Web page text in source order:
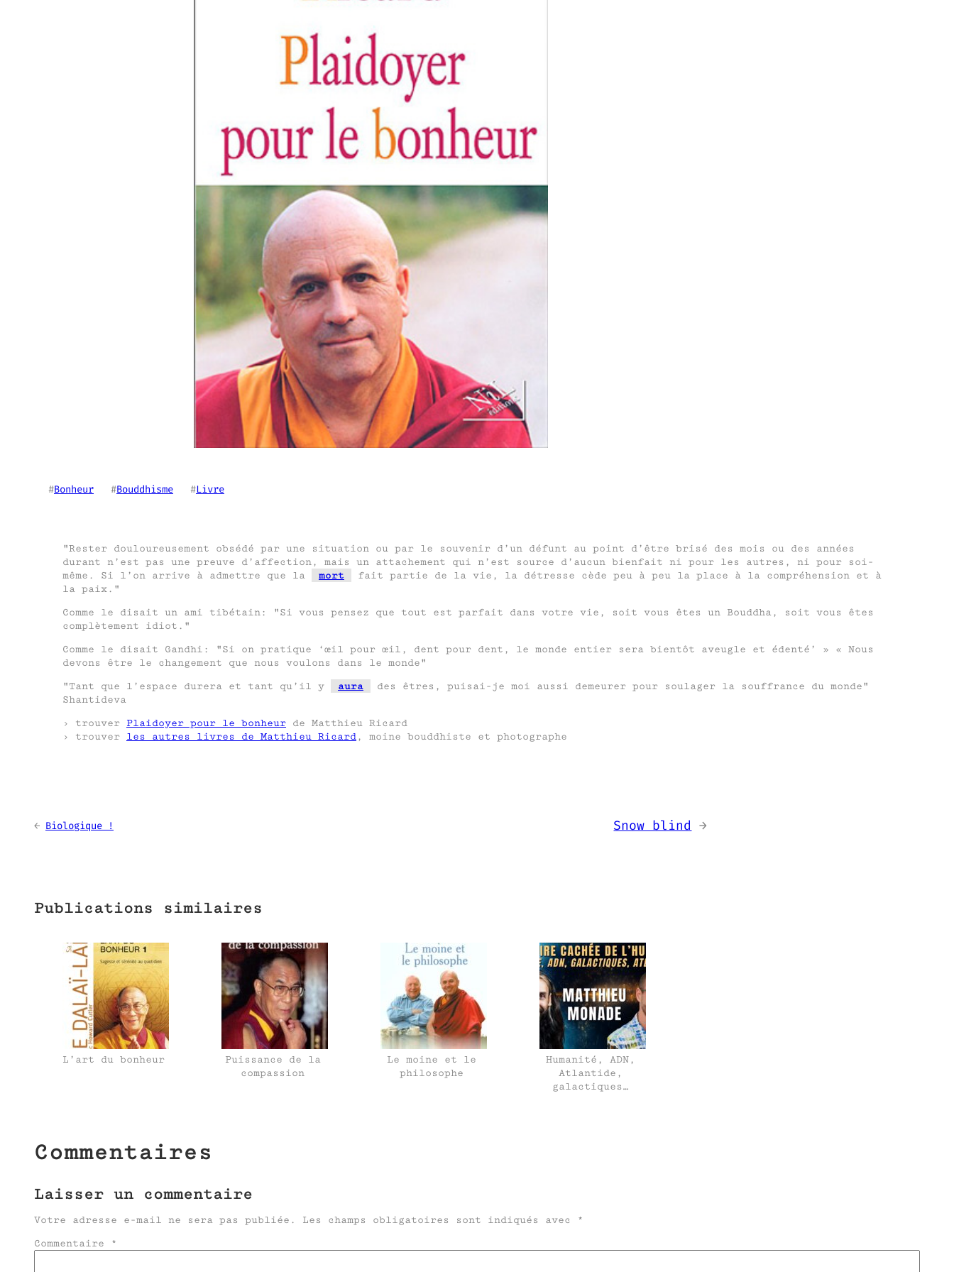
#Bonheur
   #
Bouddhisme
   #
Livre
Rester douloureusement obsédé par une situation ou par le souvenir d’un défunt au point d’être brisé des mois ou des années
durant n’est pas une preuve d’affection, mais un attachement qui n’est source d’aucun bienfait ni pour les autres, ni pour soi-
même. Si l’on arrive à admettre que la
mort
fait partie de la vie, la détresse cède peu à peu la place à la compréhension et à
la paix.
Comme le disait un ami tibétain:
Si vous pensez que tout est parfait dans votre vie, soit vous êtes un Bouddha, soit vous êtes
complètement idiot.
Comme le disait Gandhi:
Si on pratique ‘œil pour œil, dent pour dent, le monde entier sera bientôt aveugle et édenté’ » « Nous
devons être le changement que nous voulons dans le monde
Tant que l’espace durera et tant qu’il y
aura
des êtres, puisai-je moi aussi demeurer pour soulager la souffrance du monde
Shantideva
› trouver Plaidoyer pour le bonheur de Matthieu Ricard
› trouver les autres livres de Matthieu Ricard, moine bouddhiste et photographe
← Biologique ! Snow blind →
Publications similaires
L’art du bonheur
Puissance de la
compassion
Le moine et le
philosophe
Humanité, ADN,
Atlantide,
galactiques…
Commentaires
Laisser un commentaire
Votre adresse e-mail ne sera pas publiée. Les champs obligatoires sont indiqués avec
*
Commentaire
*